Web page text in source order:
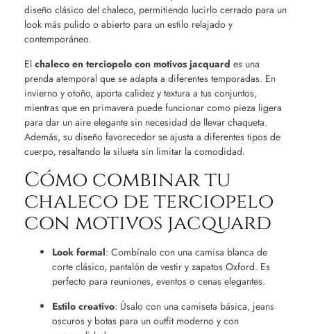
diseño clásico del chaleco, permitiendo lucirlo cerrado para un
look más pulido o abierto para un estilo relajado y
contemporáneo.
El chaleco en terciopelo con motivos jacquard es una
prenda atemporal que se adapta a diferentes temporadas. En
invierno y otoño, aporta calidez y textura a tus conjuntos,
mientras que en primavera puede funcionar como pieza ligera
para dar un aire elegante sin necesidad de llevar chaqueta.
Además, su diseño favorecedor se ajusta a diferentes tipos de
cuerpo, resaltando la silueta sin limitar la comodidad.
Cómo combinar tu
chaleco de terciopelo
con motivos jacquard
Look formal: Combínalo con una camisa blanca de
corte clásico, pantalón de vestir y zapatos Oxford. Es
perfecto para reuniones, eventos o cenas elegantes.
Estilo creativo: Úsalo con una camiseta básica, jeans
oscuros y botas para un outfit moderno y con